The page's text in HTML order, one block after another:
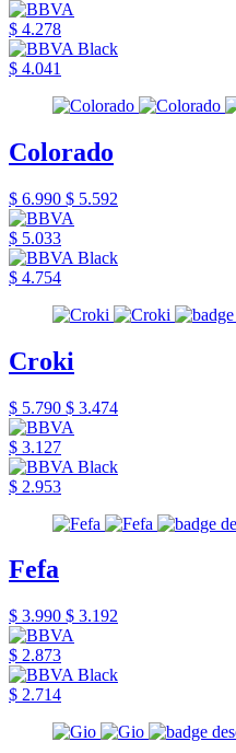
$ 4.278
$ 4.041
Colorado
$ 6.990 $ 5.592
$ 5.033
$ 4.754
Croki
$ 5.790 $ 3.474
$ 3.127
$ 2.953
Fefa
$ 3.990 $ 3.192
$ 2.873
$ 2.714